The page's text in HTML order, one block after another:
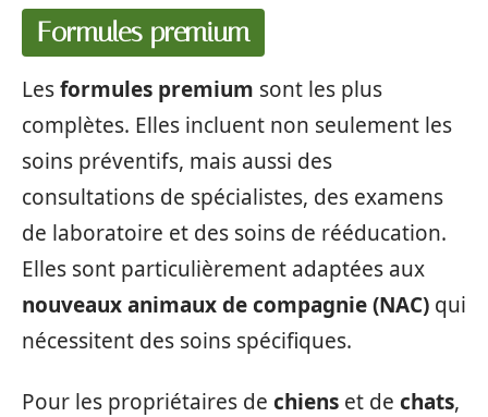
Formules premium
Lesformules premium sont les plus
complètes. Elles incluent non seulement les
soins préventifs, mais aussi des
consultations de spécialistes, des examens
de laboratoire et des soins de rééducation.
Elles sont particulièrement adaptées aux
nouveaux animaux de compagnie (NAC) qui
nécessitent des soins spécifiques.
Pour les propriétaires de chiens et de chats,